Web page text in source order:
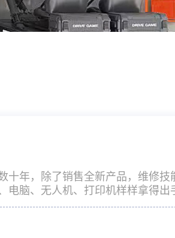
十年，除了销售全新产品，维修技
电脑、无人机、打印机样样拿得出